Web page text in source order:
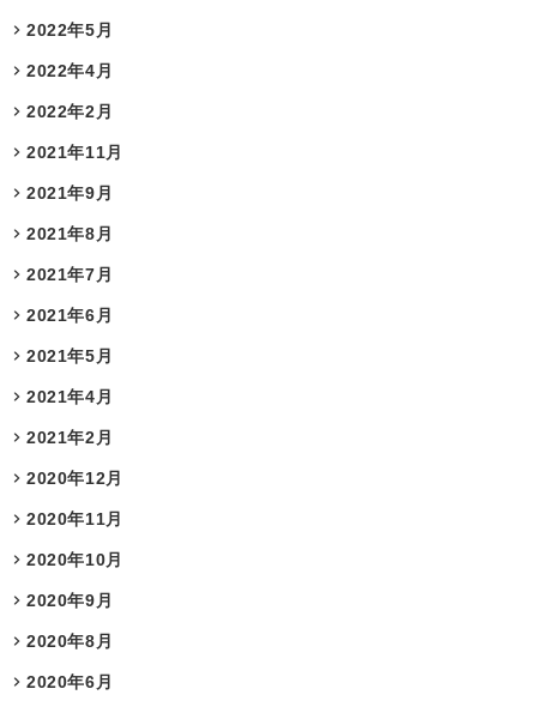
2022年5月
2022年4月
2022年2月
2021年11月
2021年9月
2021年8月
2021年7月
2021年6月
2021年5月
2021年4月
2021年2月
2020年12月
2020年11月
2020年10月
2020年9月
2020年8月
2020年6月